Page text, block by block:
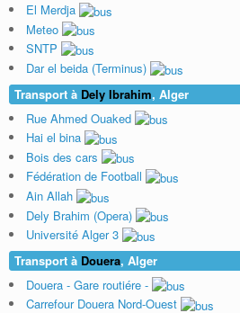
El Merdja
Meteo
SNTP
Dar el beida (Terminus)
Transport à Dely Ibrahim, Alger
Rue Ahmed Ouaked
Hai el bina
Bois des cars
Fédération de Football
Ain Allah
Dely Brahim (Opera)
Université Alger 3
Transport à Douera, Alger
Douera - Gare routiére -
Carrefour Douera Nord-Ouest